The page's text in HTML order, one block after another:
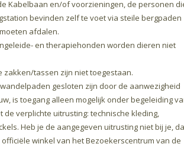
Kabelbaan en/of voorzieningen, de personen
bevinden zelf te voet via steile bergpaden
afdalen.
en therapiehonden worden dieren niet
zakken/tassen zijn niet toegestaan.
gesloten zijn door de aanwezigheid
is toegang alleen mogelijk onder begeleiding
de verplichte uitrusting: technische kleding,
Heb je de aangegeven uitrusting niet bij je,
winkel van het Bezoekerscentrum van de